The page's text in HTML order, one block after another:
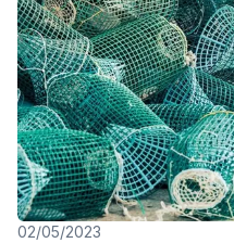
02/05/2023